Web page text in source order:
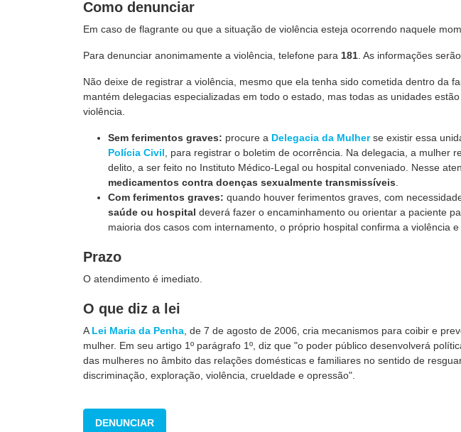
Como denunciar
Em caso de flagrante ou que a situação de violência esteja ocorrendo naquele
Para denunciar anonimamente a violência, telefone para 181 . As informações
Não deixe de registrar a violência, mesmo que ela tenha sido cometida dentro da
mantém delegacias especializadas em todo o estado, mas todas as unidades
violência.
Sem ferimentos graves: procure a Delegacia da Mulherse existir essa
Polícia Civil , para registrar o boletim de ocorrência. Na delegacia, a mulher
delito, a ser feito no Instituto Médico-Legal ou hospital conveniado. Nesse
medicamentos contra doenças sexualmente transmissíveis
Com ferimentos graves: quando houver ferimentos graves, com
saúde ou hospital deverá fazer o encaminhamento ou orientar a paciente
maioria dos casos com internamento, o próprio hospital confirma a violência e
Prazo
O atendimento é imediato.
O que diz a lei
A Lei Maria da Penha , de 7 de agosto de 2006, cria mecanismos para coibir e
mulher. Em seu artigo 1º parágrafo 1º, diz que "o poder público desenvolverá
das mulheres no âmbito das relações domésticas e familiares no sentido de
discriminação, exploração, violência, crueldade e opressão".
DENUNCIAR